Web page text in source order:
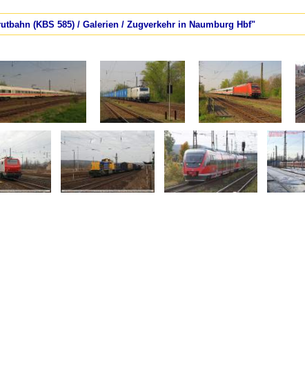
(KBS 585) / Galerien / Zugverkehr in Naumburg Hbf"